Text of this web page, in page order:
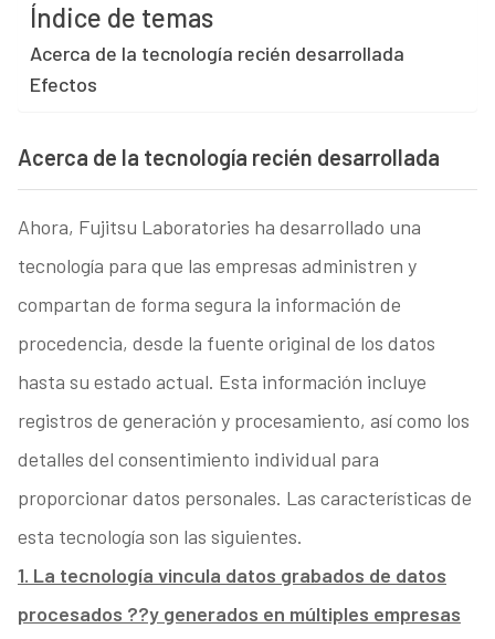
Índice de temas
Acerca de la tecnología recién desarrollada
Efectos
Acerca de la tecnología recién desarrollada
Ahora, Fujitsu Laboratories ha desarrollado una
tecnología para que las empresas administren y
compartan de forma segura la información de
procedencia, desde la fuente original de los datos
hasta su estado actual. Esta información incluye
registros de generación y procesamiento, así como los
detalles del consentimiento individual para
proporcionar datos personales. Las características de
esta tecnología son las siguientes.
1. La tecnología vincula datos grabados de datos
procesados ??y generados en múltiples empresas